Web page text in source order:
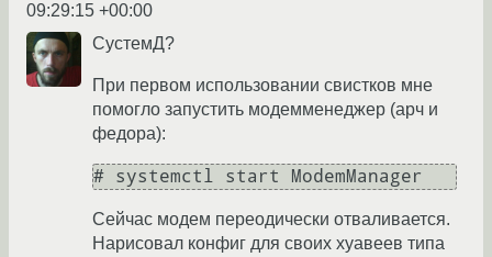
09:29:15 +00:00
СустемД?
При первом использовании свистков мне
помогло запустить модемменеджер (арч и
федора):
Сейчас модем переодически отваливается.
Нарисовал конфиг для своих хуавеев типа